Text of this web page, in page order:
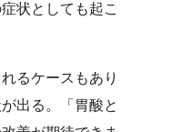
状としても起こ
るケースもあり
出る。「胃酸と